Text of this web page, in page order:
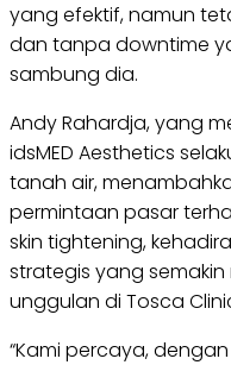
yang efektif, namun
dan tanpa downtime
sambung dia.
Andy Rahardja, yang
idsMED Aesthetics
tanah air,
permintaan pasar
skin tightening,
strategis yang
unggulan di Tosca
“Kami percaya,